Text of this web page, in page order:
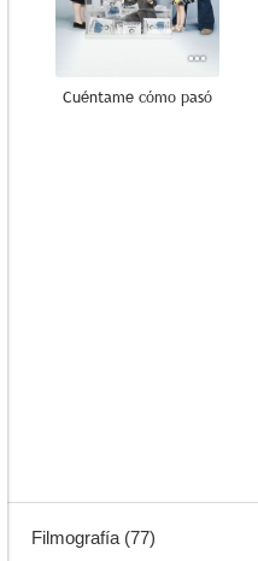
Cuéntame cómo pasó
Filmografía (77)